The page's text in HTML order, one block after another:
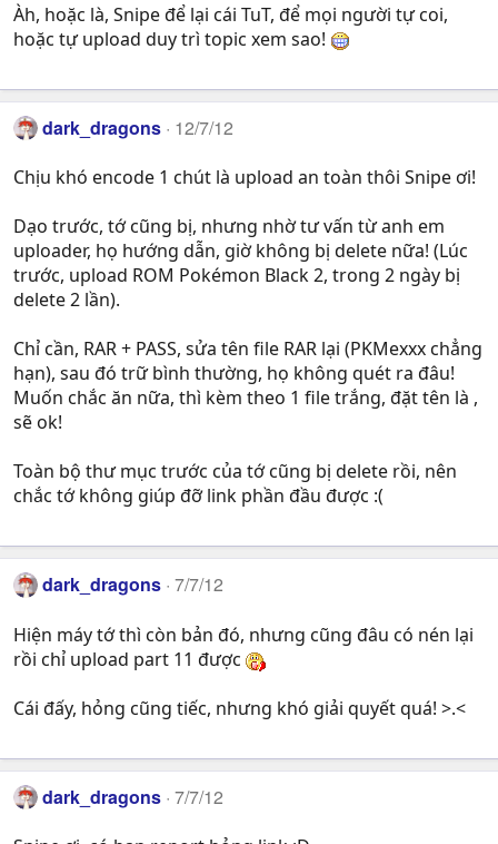
Àh, hoặc là, Snipe để lại cái TuT, để mọi người tự coi,
hoặc tự upload duy trì topic xem sao!
dark_dragons 12/7/12
Chịu khó encode 1 chút là upload an toàn thôi Snipe ơi!
Dạo trước, tớ cũng bị, nhưng nhờ tư vấn từ anh em
uploader, họ hướng dẫn, giờ không bị delete nữa! (Lúc
trước, upload ROM Pokémon Black 2, trong 2 ngày bị
delete 2 lần).
Chỉ cần, RAR + PASS, sửa tên file RAR lại (PKMexxx chẳng
hạn), sau đó trữ bình thường, họ không quét ra đâu!
Muốn chắc ăn nữa, thì kèm theo 1 file trắng, đặt tên là ,
sẽ ok!
Toàn bộ thư mục trước của tớ cũng bị delete rồi, nên
chắc tớ không giúp đỡ link phần đầu được :(
dark_dragons 7/7/12
Hiện máy tớ thì còn bản đó, nhưng cũng đâu có nén lại
rồi chỉ upload part 11 được
Cái đấy, hỏng cũng tiếc, nhưng khó giải quyết quá! >.<
dark_dragons 7/7/12